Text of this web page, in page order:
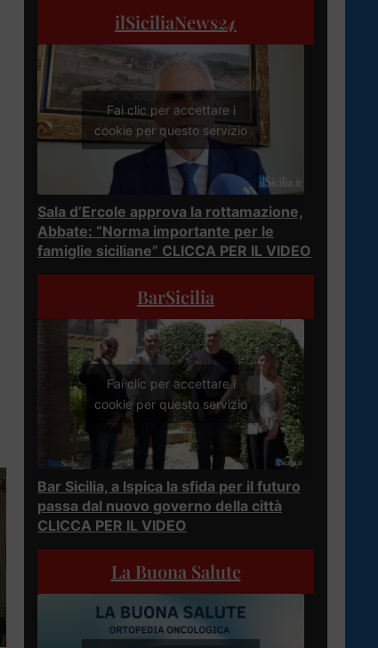
ilSiciliaNews24
Fai clic per accettare i
cookie per questo servizio
Sala d’Ercole approva la rottamazione,
Abbate: “Norma importante per le
famiglie siciliane” CLICCA PER IL VIDEO
BarSicilia
Fai clic per accettare i
cookie per questo servizio
Bar Sicilia, a Ispica la sfida per il futuro
passa dal nuovo governo della città
CLICCA PER IL VIDEO
La Buona Salute